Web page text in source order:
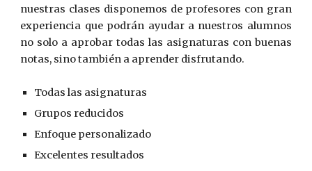
nuestras clases disponemos de profesores con gran
experiencia que podrán ayudar a nuestros alumnos
no solo a aprobar todas las asignaturas con buenas
notas, sino también a aprender disfrutando.
Todas las asignaturas
Grupos reducidos
Enfoque personalizado
Excelentes resultados